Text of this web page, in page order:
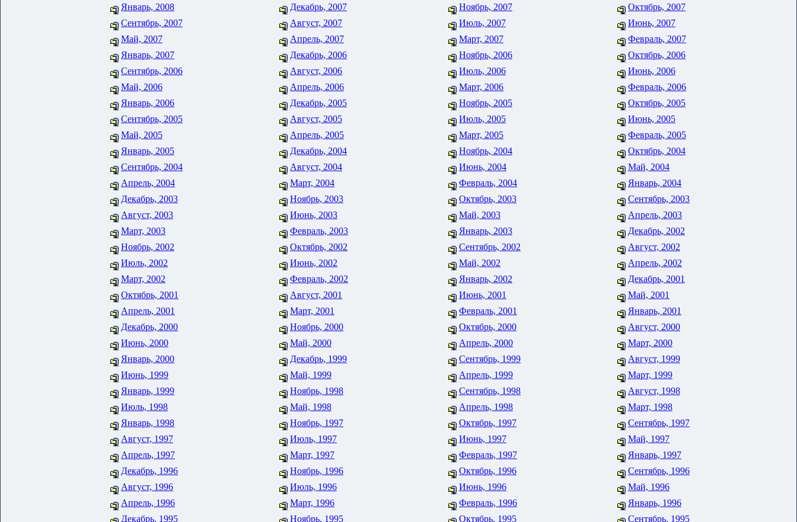
Январь, 2008
Декабрь, 2007 Ноябрь, 2007
Октябрь, 2007
Сентябрь, 2007
Август, 2007 Июль, 2007
Июнь, 2007
Май, 2007
Апрель, 2007 Март, 2007
Февраль, 2007
Январь, 2007
Декабрь, 2006 Ноябрь, 2006
Октябрь, 2006
Сентябрь, 2006
Август, 2006 Июль, 2006
Июнь, 2006
Май, 2006
Апрель, 2006 Март, 2006
Февраль, 2006
Январь, 2006
Декабрь, 2005 Ноябрь, 2005
Октябрь, 2005
Сентябрь, 2005
Август, 2005 Июль, 2005
Июнь, 2005
Май, 2005
Апрель, 2005 Март, 2005
Февраль, 2005
Январь, 2005
Декабрь, 2004 Ноябрь, 2004
Октябрь, 2004
Сентябрь, 2004
Август, 2004 Июнь, 2004
Май, 2004
Апрель, 2004
Март, 2004 Февраль, 2004
Январь, 2004
Декабрь, 2003
Ноябрь, 2003 Октябрь, 2003
Сентябрь, 2003
Август, 2003
Июнь, 2003 Май, 2003
Апрель, 2003
Март, 2003
Февраль, 2003 Январь, 2003
Декабрь, 2002
Ноябрь, 2002
Октябрь, 2002 Сентябрь, 2002
Август, 2002
Июль, 2002
Июнь, 2002 Май, 2002
Апрель, 2002
Март, 2002
Февраль, 2002 Январь, 2002
Декабрь, 2001
Октябрь, 2001
Август, 2001 Июнь, 2001
Май, 2001
Апрель, 2001
Март, 2001 Февраль, 2001
Январь, 2001
Декабрь, 2000
Ноябрь, 2000 Октябрь, 2000
Август, 2000
Июнь, 2000
Май, 2000 Апрель, 2000
Март, 2000
Январь, 2000
Декабрь, 1999 Сентябрь, 1999
Август, 1999
Июнь, 1999
Май, 1999 Апрель, 1999
Март, 1999
Январь, 1999
Ноябрь, 1998 Сентябрь, 1998
Август, 1998
Июль, 1998
Май, 1998 Апрель, 1998
Март, 1998
Январь, 1998
Ноябрь, 1997 Октябрь, 1997
Сентябрь, 1997
Август, 1997
Июль, 1997 Июнь, 1997
Май, 1997
Апрель, 1997
Март, 1997 Февраль, 1997
Январь, 1997
Декабрь, 1996
Ноябрь, 1996 Октябрь, 1996
Сентябрь, 1996
Август, 1996
Июль, 1996 Июнь, 1996
Май, 1996
Апрель, 1996
Март, 1996 Февраль, 1996
Январь, 1996
Декабрь, 1995
Ноябрь, 1995 Октябрь, 1995 Сентябрь, 1995